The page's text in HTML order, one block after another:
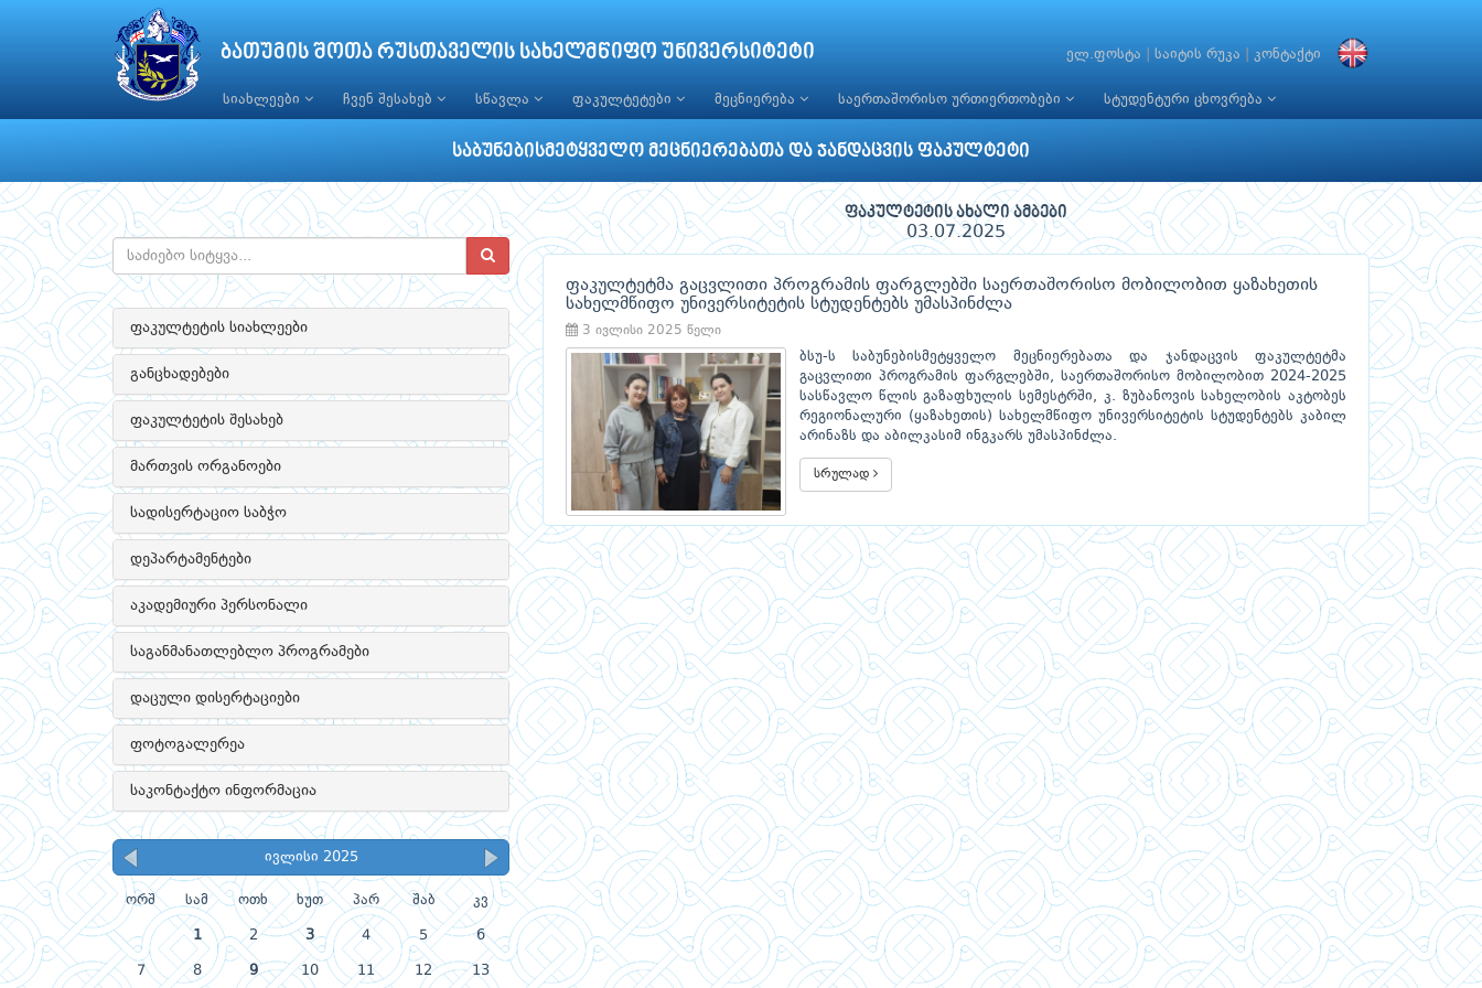
ბათუმის შოთა რუსთაველის სახელმწიფო უნივერსიტეტი ელ.ფოსტა საიტის რუკა კონტაქტი
სიახლეები ჩვენ შესახებ სწავლა ფაკულტეტები მეცნიერება საერთაშორისო ურთიერთობები სტუდენტური ცხოვრება
საბუნებისმეტყველო მეცნიერებათა და ჯანდაცვის ფაკულტეტი
ფაკულტეტის სიახლეები
განცხადებები
ფაკულტეტის შესახებ
მართვის ორგანოები
სადისერტაციო საბჭო
დეპარტამენტები
აკადემიური პერსონალი
საგანმანათლებლო პროგრამები
დაცული დისერტაციები
ფოტოგალერეა
საკონტაქტო ინფორმაცია
ივლისი 2025
ორშ სამ ოთხ ხუთ პარ შაბ კვ
1 2 3 4 5 6
7 8 9 10 11 12 13
ფაკულტეტის ახალი ამბები
03.07.2025
ფაკულტეტმა გაცვლითი პროგრამის ფარგლებში საერთაშორისო მობილობით ყაზახეთის
სახელმწიფო უნივერსიტეტის სტუდენტებს უმასპინძლა
3 ივლისი 2025 წელი
ბსუ-ს საბუნებისმეტყველო მეცნიერებათა და ჯანდაცვის ფაკულტეტმა
გაცვლითი პროგრამის ფარგლებში, საერთაშორისო მობილობით 2024-2025
სასწავლო წლის გაზაფხულის სემესტრში, კ. ზუბანოვის სახელობის აკტობეს
რეგიონალური (ყაზახეთის) სახელმწიფო უნივერსიტეტის სტუდენტებს კაბილ
არინაზს და აბილკასიმ ინგკარს უმასპინძლა.
სრულად